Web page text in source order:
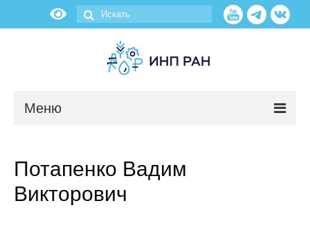
Меню
Об институте
Потапенко Вадим
Викторович